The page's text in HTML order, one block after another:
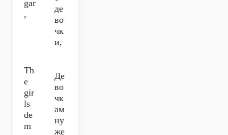
gar
,
де
во
чк
и,
Th
e
gir
ls
de
m
Де
во
чк
ам
ну
же